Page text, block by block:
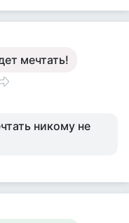
мечтать!
никому не